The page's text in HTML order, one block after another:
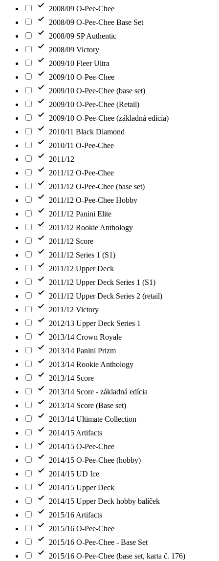
2008/09 O-Pee-Chee
2008/09 O-Pee-Chee Base Set
2008/09 SP Authentic
2008/09 Victory
2009/10 Fleer Ultra
2009/10 O-Pee-Chee
2009/10 O-Pee-Chee (base set)
2009/10 O-Pee-Chee (Retail)
2009/10 O-Pee-Chee (základná edícia)
2010/11 Black Diamond
2010/11 O-Pee-Chee
2011/12
2011/12 O-Pee-Chee
2011/12 O-Pee-Chee (base set)
2011/12 O-Pee-Chee Hobby
2011/12 Panini Elite
2011/12 Rookie Anthology
2011/12 Score
2011/12 Series 1 (S1)
2011/12 Upper Deck
2011/12 Upper Deck Series 1 (S1)
2011/12 Upper Deck Series 2 (retail)
2011/12 Victory
2012/13 Upper Deck Series 1
2013/14 Crown Royale
2013/14 Panini Prizm
2013/14 Rookie Anthology
2013/14 Score
2013/14 Score - základná edícia
2013/14 Score (Base set)
2013/14 Ultimate Collection
2014/15 Artifacts
2014/15 O-Pee-Chee
2014/15 O-Pee-Chee (hobby)
2014/15 UD Ice
2014/15 Upper Deck
2014/15 Upper Deck hobby balíček
2015/16 Artifacts
2015/16 O-Pee-Chee
2015/16 O-Pee-Chee - Base Set
2015/16 O-Pee-Chee (base set, karta č. 176)